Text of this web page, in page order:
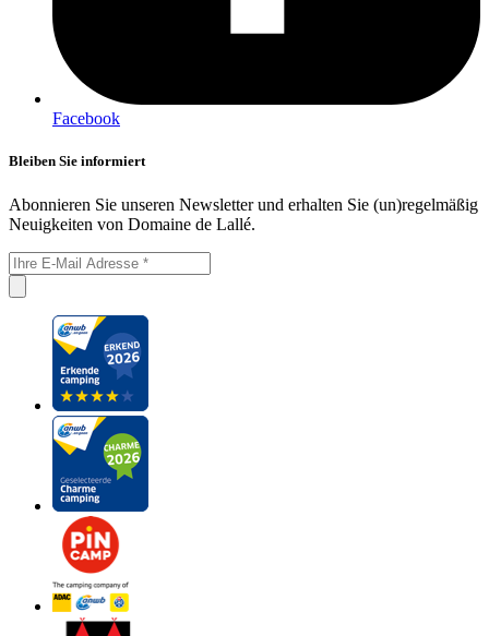
Facebook
Bleiben Sie informiert
Abonnieren Sie unseren Newsletter und erhalten Sie (un)regelmäßig
Neuigkeiten von Domaine de Lallé.